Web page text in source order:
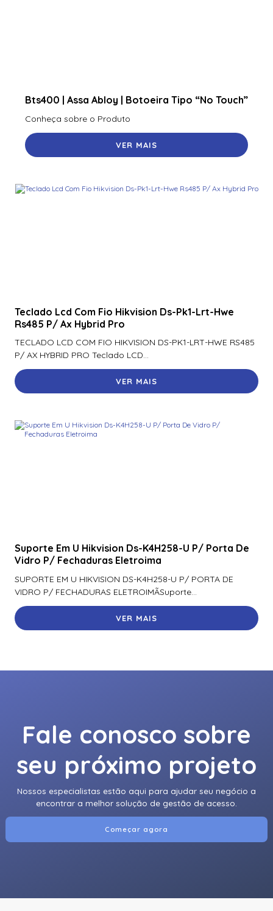
Camera Ip 4Mp Hikvision Ds-2Cd1643G1-Izs(2,8-12Mm)
Camera Ip 4Mp Speed Dome Hikviison Ds-2De5425Iw-
Ae(T5) C/ Suporte
Camera Ip Dome 4Mp Hikvision Ds-2Cd1143G1E-I(2.8Mm)
Camera Ip Lpr 4Mp Hikvision Ds-Tcg405-E(3.1 – 6Mm)
315101649
Camera Speed Dome Tandemvu 4Mp Hikvision Ds-
Bts400 | Assa Abloy | Botoeira Tipo “No Touch”
Conheça sobre o Produto
VER MAIS
Teclado Lcd Com Fio Hikvision Ds-Pk1-Lrt-Hwe
Rs485 P/ Ax Hybrid Pro
TECLADO LCD COM FIO HIKVISION DS-PK1-LRT-HWE RS485
P/ AX HYBRID PRO Teclado LCD...
VER MAIS
Suporte Em U Hikvision Ds-K4H258-U P/ Porta De
Vidro P/ Fechaduras Eletroima
SUPORTE EM U HIKVISION DS-K4H258-U P/ PORTA DE
VIDRO P/ FECHADURAS ELETROIMÃSuporte...
VER MAIS
Fale conosco sobre
seu próximo projeto
Nossos especialistas estão aqui para ajudar seu negócio a
encontrar a melhor solução de gestão de acesso.
Começar agora